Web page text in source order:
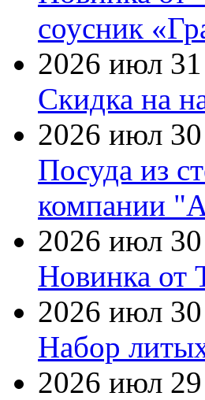
соусник
2026 июл 31
Скидка на
2026 июл 30
Посуда из
компании
2026 июл 30
Новинка от
2026 июл 30
Набор
2026 июл 29